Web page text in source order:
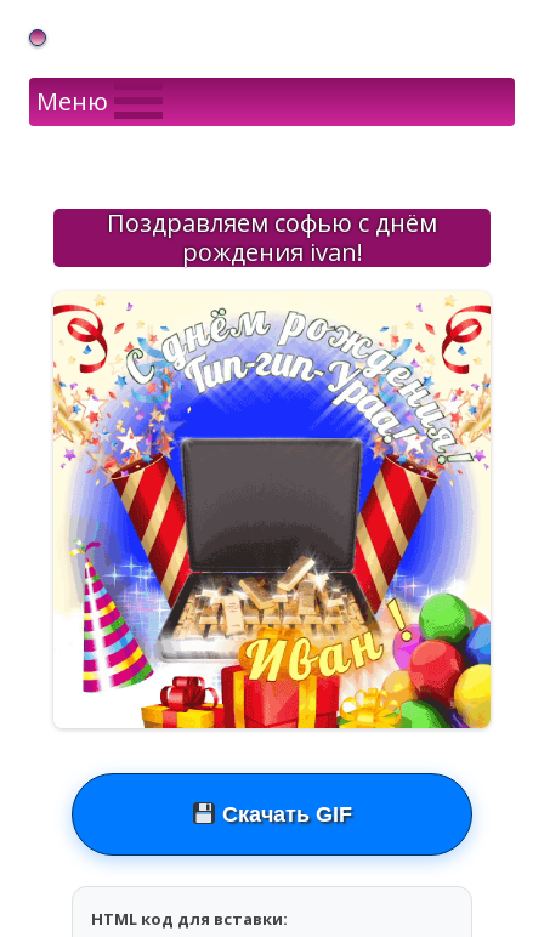
Gif Открытки в подарок
Меню
Поздравляем софью с днём
рождения ivan!
Скачать GIF
HTML код для вставки: